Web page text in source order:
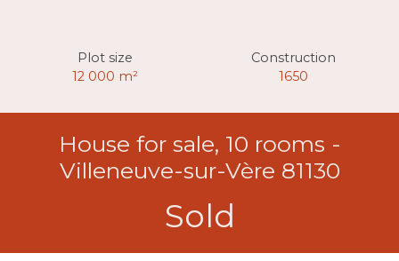
Plot size
12 000 m²
Construction
1650
House for sale, 10 rooms -
Villeneuve-sur-Vère 81130
Sold